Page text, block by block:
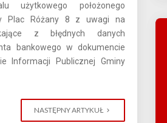
użytkowego położonego
Plac Różany 8 z uwagi na
z błędnych danych
bankowego w dokumencie
Informacji Publicznej Gminy
NASTĘPNY ARTYKUŁ